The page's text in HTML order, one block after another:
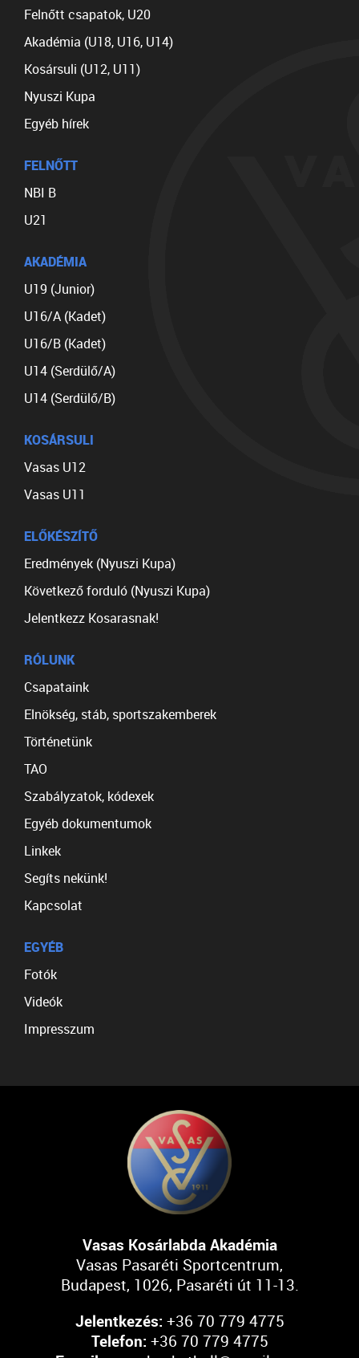
Felnőtt csapatok, U20
Akadémia (U18, U16, U14)
Kosársuli (U12, U11)
Nyuszi Kupa
Egyéb hírek
FELNŐTT
NBI B
U21
AKADÉMIA
U19 (Junior)
U16/A (Kadet)
U16/B (Kadet)
U14 (Serdülő/A)
U14 (Serdülő/B)
KOSÁRSULI
Vasas U12
Vasas U11
ELŐKÉSZÍTŐ
Eredmények (Nyuszi Kupa)
Következő forduló (Nyuszi Kupa)
Jelentkezz Kosarasnak!
RÓLUNK
Csapataink
Elnökség, stáb, sportszakemberek
Történetünk
TAO
Szabályzatok, kódexek
Egyéb dokumentumok
Linkek
Segíts nekünk!
Kapcsolat
EGYÉB
Fotók
Videók
Impresszum
Vasas Kosárlabda Akadémia
Vasas Pasaréti Sportcentrum,
Budapest, 1026, Pasaréti út 11-13.
Jelentkezés: +36 70 779 4775
Telefon: +36 70 779 4775